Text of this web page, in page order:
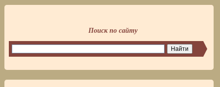
Поиск по сайту